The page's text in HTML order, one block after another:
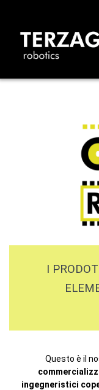
I
Questo è il
ingegneristici